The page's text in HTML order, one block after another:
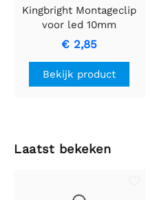
Kingbright Montageclip
voor led 10mm
€ 2,85
Bekijk product
Laatst bekeken